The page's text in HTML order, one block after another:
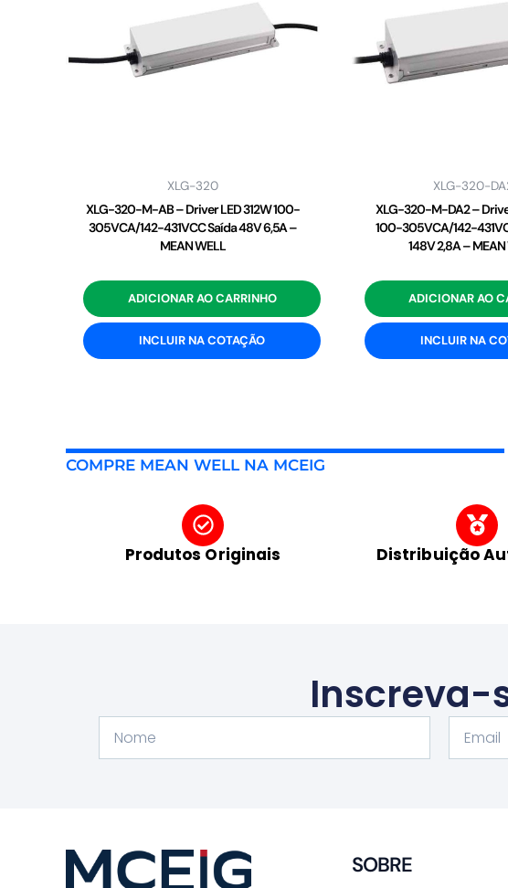
XLG-320
XLG-320-M-AB – Driver LED 312W 100-
305VCA/142-431VCC Saída 48V 6,5A –
MEAN WELL
ADICIONAR AO CARRINHO
INCLUIR NA COTAÇÃO
XLG-320-
XLG-320-M-DA2 –
100-305VCA/142-
148V 2,8A –
ADICIONAR AO
INCLUIR NA
COMPRE MEAN WELL NA MCEIG
Produtos Originais Distribuição
Inscreva-
SOBRE